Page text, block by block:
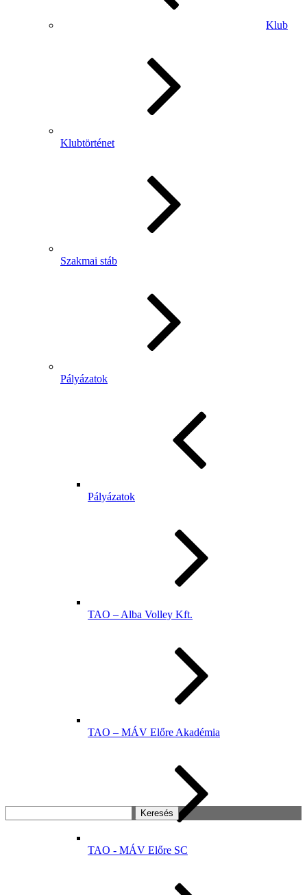
Klub
Klubtörténet
Szakmai stáb
Pályázatok
Pályázatok
TAO – Alba Volley Kft.
TAO – MÁV Előre Akadémia
TAO - MÁV Előre SC